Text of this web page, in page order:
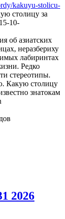
kakuyu-stolicu-
столицу за
10-
об азиатских
неразбериху
лабиринтах
Редко
стереотипы.
Какую столицу
знатокам
2026